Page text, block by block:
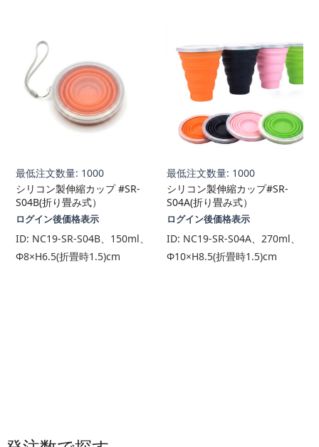
最低注文数量: 1000
シリコン製伸縮カップ #SR-
S04B(折り畳み式）
ログイン後価格表示
ID: NC19-SR-S04B、150ml、
Φ8×H6.5(折畳時1.5)cm
最低注文数量: 1000
シリコン製伸縮カップ#SR-
S04A(折り畳み式）
ログイン後価格表示
ID: NC19-SR-S04A、270ml、
Φ10×H8.5(折畳時1.5)cm